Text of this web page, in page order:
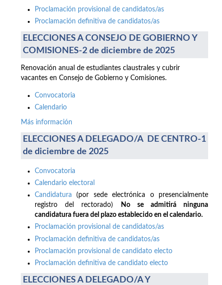
Proclamación provisional de candidatos/as
Proclamación definitiva de candidatos/as
ELECCIONES A CONSEJO DE GOBIERNO Y
COMISIONES-2 de diciembre de 2025
Renovación anual de estudiantes claustrales y cubrir
vacantes en Consejo de Gobierno y Comisiones.
Convocatoria
Calendario
Más información
ELECCIONES A DELEGADO/A DE CENTRO-1
de diciembre de 2025
Convocatoria
Calendario electoral
Candidatura (por sede electrónica o presencialmente
registro del rectorado)
No se admitirá ninguna
candidatura fuera del plazo establecido en el calendario.
Proclamación provisional de candidatos/as
Proclamación definitiva de candidatos/as
Proclamación provisional de candidato electo
Proclamación definitiva de candidato electo
ELECCIONES A DELEGADO/A Y